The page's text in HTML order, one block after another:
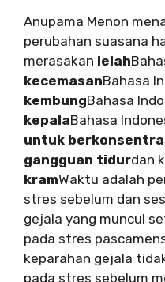
Anupama Menon
perubahan suasana
merasakan lelah
kecemasanBahasa
kembungBahasa
kepalaBahasa
untuk
gangguan tidurdan
kramWaktu adalah
stres sebelum dan
gejala yang muncul
pada stres
keparahan gejala
pada stres sebelum